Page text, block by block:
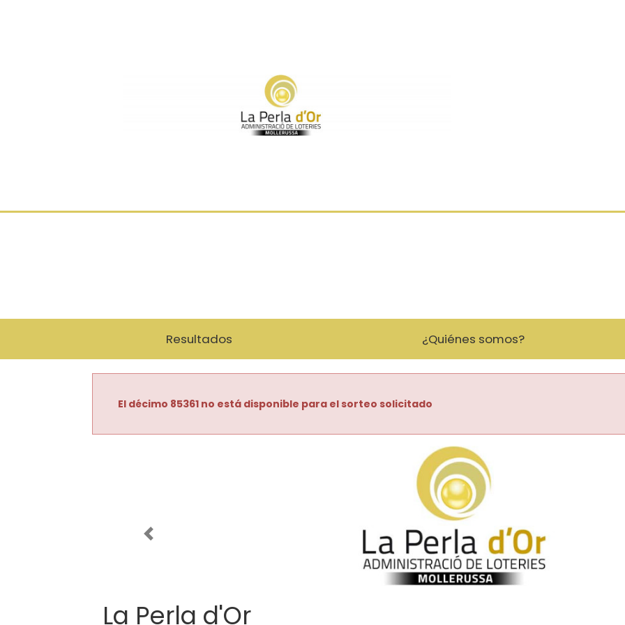
Resultados ¿Quiénes somos?
El décimo 85361 no está disponible para el sorteo solicitado
Imagen anterior
La Perla d'Or